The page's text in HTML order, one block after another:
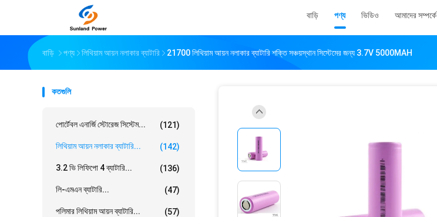
বাড়ি পণ্য ভিডিও আমাদের সম্পর্কে
বাড়ি পণ্য লিথিয়াম আয়ন নলাকার ব্যাটারি 21700 লিথিয়াম আয়ন নলাকার ব্যাটারি শক্তি সঞ্চয়স্থান সিস্টেমের জন্য 3.7V 5000MAH
কতগুলি
পোর্টেবল এনার্জি স্টোরেজ সিস্টেম... (121)
লিথিয়াম আয়ন নলাকার ব্যাটারি... (142)
3.2 ভি লিফিপো 4 ব্যাটারি... (136)
লি-এমএন ব্যাটারি... (47)
পলিমার লিথিয়াম আয়ন ব্যাটারি... (57)